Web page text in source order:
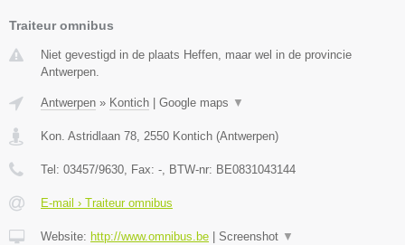
Traiteur omnibus
Niet gevestigd in de plaats Heffen, maar wel in de provincie
Antwerpen.
Antwerpen » Kontich Google maps ▼
Kon. Astridlaan 78, 2550 Kontich (Antwerpen)
Tel: 03457/9630, Fax: -, BTW-nr: BE0831043144
E-mail › Traiteur omnibus
Website: http://www.omnibus.be Screenshot ▼